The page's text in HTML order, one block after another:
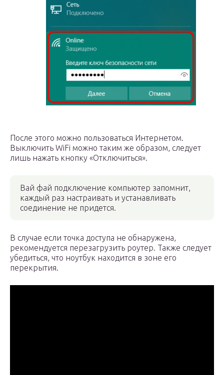
После этого можно пользоваться Интернетом.
Выключить WiFi можно таким же образом, следует
лишь нажать кнопку «Отключиться».
Вай фай подключение компьютер запомнит,
каждый раз настраивать и устанавливать
соединение не придется.
В случае если точка доступа не обнаружена,
рекомендуется перезагрузить роутер. Также следует
убедиться, что ноутбук находится в зоне его
перекрытия.